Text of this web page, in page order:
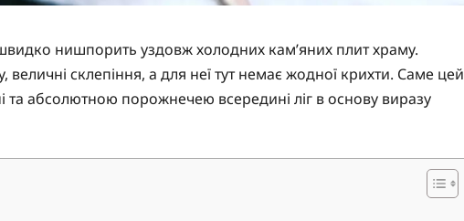
нишпорить уздовж холодних кам’яних плит храму.
склепіння, а для неї тут немає жодної крихти. Саме цей
абсолютною порожнечею всередині ліг в основу виразу